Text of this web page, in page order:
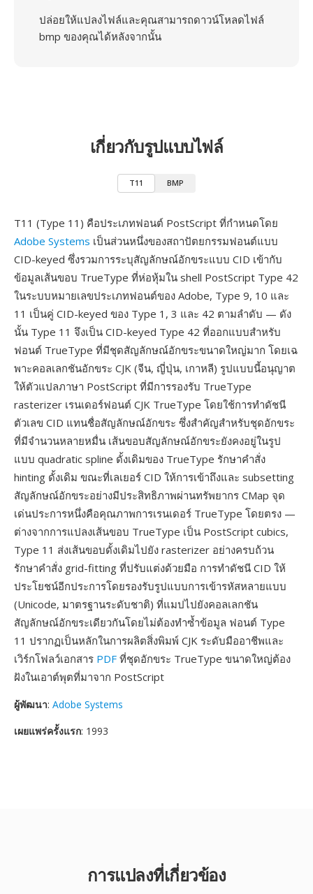
ปล่อยให้แปลงไฟล์และคุณสามารถดาวน์โหลดไฟล์
bmp ของคุณได้หลังจากนั้น
เกี่ยวกับรูปแบบไฟล์
T11 BMP
T11 (Type 11) คือประเภทฟอนต์ PostScript ที่กำหนดโดย
Adobe Systems เป็นส่วนหนึ่งของสถาปัตยกรรมฟอนต์แบบ
CID-keyed ซึ่งรวมการระบุสัญลักษณ์อักขระแบบ CID เข้ากับ
ข้อมูลเส้นขอบ TrueType ที่ห่อหุ้มใน shell PostScript Type 42
ในระบบหมายเลขประเภทฟอนต์ของ Adobe, Type 9, 10 และ
11 เป็นคู่ CID-keyed ของ Type 1, 3 และ 42 ตามลำดับ — ดัง
นั้น Type 11 จึงเป็น CID-keyed Type 42 ที่ออกแบบสำหรับ
ฟอนต์ TrueType ที่มีชุดสัญลักษณ์อักขระขนาดใหญ่มาก โดยเฉ
พาะคอลเลกชันอักขระ CJK (จีน, ญี่ปุ่น, เกาหลี) รูปแบบนี้อนุญาต
ให้ตัวแปลภาษา PostScript ที่มีการรองรับ TrueType
rasterizer เรนเดอร์ฟอนต์ CJK TrueType โดยใช้การทำดัชนี
ตัวเลข CID แทนชื่อสัญลักษณ์อักขระ ซึ่งสำคัญสำหรับชุดอักขระ
ที่มีจำนวนหลายหมื่น เส้นขอบสัญลักษณ์อักขระยังคงอยู่ในรูป
แบบ quadratic spline ดั้งเดิมของ TrueType รักษาคำสั่ง
hinting ดั้งเดิม ขณะที่เลเยอร์ CID ให้การเข้าถึงและ subsetting
สัญลักษณ์อักขระอย่างมีประสิทธิภาพผ่านทรัพยากร CMap จุด
เด่นประการหนึ่งคือคุณภาพการเรนเดอร์ TrueType โดยตรง —
ต่างจากการแปลงเส้นขอบ TrueType เป็น PostScript cubics,
Type 11 ส่งเส้นขอบดั้งเดิมไปยัง rasterizer อย่างครบถ้วน
รักษาคำสั่ง grid-fitting ที่ปรับแต่งด้วยมือ การทำดัชนี CID ให้
ประโยชน์อีกประการโดยรองรับรูปแบบการเข้ารหัสหลายแบบ
(Unicode, มาตรฐานระดับชาติ) ที่แมปไปยังคอลเลกชัน
สัญลักษณ์อักขระเดียวกันโดยไม่ต้องทำซ้ำข้อมูล ฟอนต์ Type
11 ปรากฏเป็นหลักในการผลิตสิ่งพิมพ์ CJK ระดับมืออาชีพและ
เวิร์กโฟลว์เอกสาร PDF ที่ชุดอักขระ TrueType ขนาดใหญ่ต้อง
ฝังในเอาต์พุตที่มาจาก PostScript
ผู้พัฒนา: Adobe Systems
เผยแพร่ครั้งแรก: 1993
การแปลงที่เกี่ยวข้อง